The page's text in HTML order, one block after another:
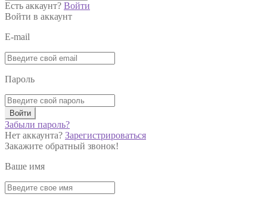
Есть аккаунт? Войти
Войти в аккаунт
E-mail
Пароль
Войти
Забыли пароль?
Нет аккаунта? Зарегистрироваться
Закажите обратный звонок!
Ваше имя